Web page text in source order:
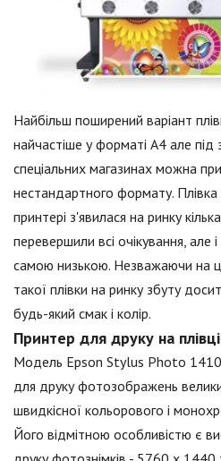
Найбільш поширений варіант
найчастіше у форматі А4 але
спеціальних магазинах можна
нестандартного формату.
принтері з'явилася на ринку
перевершили всі очікування, але
самою низькою. Незважаючи на це,
такої плівки на ринку збуту
будь-який смак і колір.
Принтер для друку на плівці
Модель Epson Stylus Photo 1410
для друку фотозображень
швидкісної кольорового і
Його відмітною особливістю є